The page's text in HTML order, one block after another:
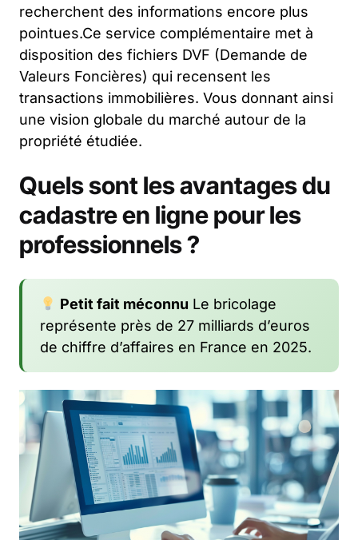
recherchent des informations encore plus
pointues.Ce service complémentaire met à
disposition des fichiers DVF (Demande de
Valeurs Foncières) qui recensent les
transactions immobilières. Vous donnant ainsi
une vision globale du marché autour de la
propriété étudiée.
Quels sont les avantages du
cadastre en ligne pour les
professionnels ?
Petit fait méconnu Le bricolage
représente près de 27 milliards d’euros
de chiffre d’affaires en France en 2025.